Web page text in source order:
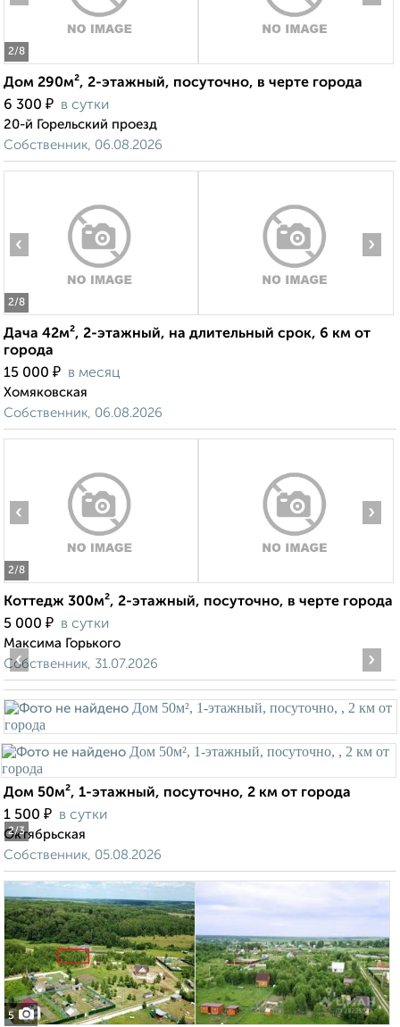
2/8
Дом 290м², 2-этажный, посуточно, в черте города
6 300 ₽ в сутки
20-й Горельский проезд
Собственник, 06.08.2026
2/8
‹ ›
Дача 42м², 2-этажный, на длительный срок, 6 км от
города
15 000 ₽ в месяц
Хомяковская
Собственник, 06.08.2026
2/8
‹ ›
Коттедж 300м², 2-этажный, посуточно, в черте города
5 000 ₽ в сутки
Максима Горького
Собственник, 31.07.2026
2/3
‹ ›
Дом 50м², 1-этажный, посуточно, 2 км от города
1 500 ₽ в сутки
Октябрьская
Собственник, 05.08.2026
5